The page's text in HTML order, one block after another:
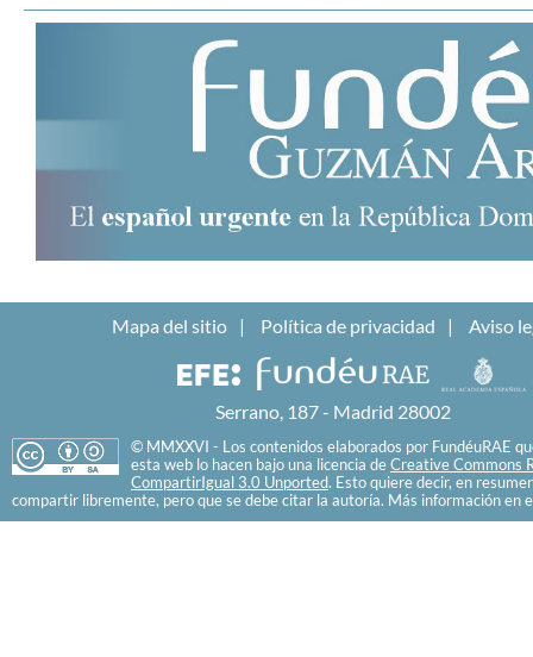
Mapa del sitio Política de privacidad Aviso
Serrano, 187 - Madrid 28002
© MMXXVI - Los contenidos elaborados por FundéuRAE
esta web lo hacen bajo una licencia de Creative Commons
CompartirIgual 3.0 Unported. Esto quiere decir, en
compartir libremente, pero que se debe citar la autoría. Más información en